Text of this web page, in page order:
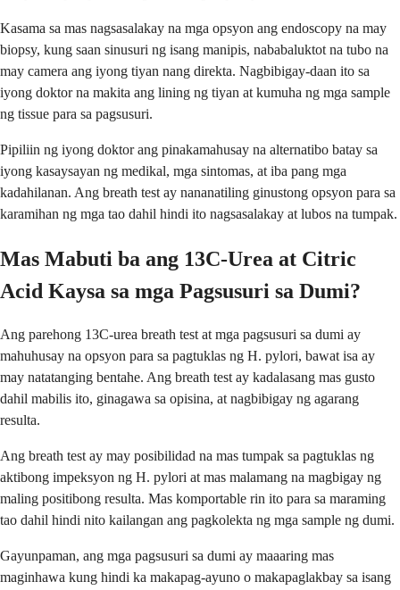
Kasama sa mas nagsasalakay na mga opsyon ang endoscopy na may
biopsy, kung saan sinusuri ng isang manipis, nababaluktot na tubo na
may camera ang iyong tiyan nang direkta. Nagbibigay-daan ito sa
iyong doktor na makita ang lining ng tiyan at kumuha ng mga sample
ng tissue para sa pagsusuri.
Pipiliin ng iyong doktor ang pinakamahusay na alternatibo batay sa
iyong kasaysayan ng medikal, mga sintomas, at iba pang mga
kadahilanan. Ang breath test ay nananatiling ginustong opsyon para sa
karamihan ng mga tao dahil hindi ito nagsasalakay at lubos na tumpak.
Mas Mabuti ba ang 13C-Urea at Citric
Acid Kaysa sa mga Pagsusuri sa Dumi?
Ang parehong 13C-urea breath test at mga pagsusuri sa dumi ay
mahuhusay na opsyon para sa pagtuklas ng H. pylori, bawat isa ay
may natatanging bentahe. Ang breath test ay kadalasang mas gusto
dahil mabilis ito, ginagawa sa opisina, at nagbibigay ng agarang
resulta.
Ang breath test ay may posibilidad na mas tumpak sa pagtuklas ng
aktibong impeksyon ng H. pylori at mas malamang na magbigay ng
maling positibong resulta. Mas komportable rin ito para sa maraming
tao dahil hindi nito kailangan ang pagkolekta ng mga sample ng dumi.
Gayunpaman, ang mga pagsusuri sa dumi ay maaaring mas
maginhawa kung hindi ka makapag-ayuno o makapaglakbay sa isang